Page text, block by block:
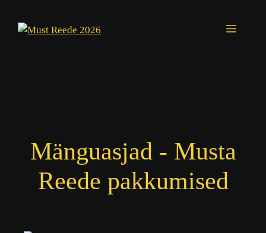
content
Menu
Mänguasjad - Musta
Reede pakkumised